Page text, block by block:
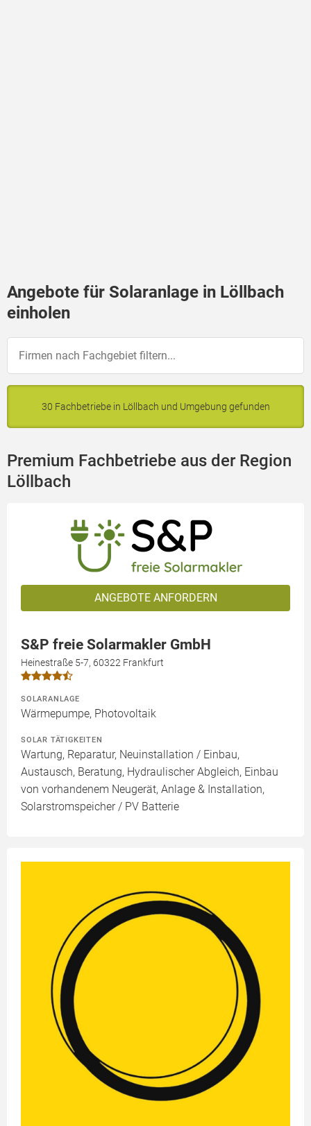
Angebote für Solaranlage in Löllbach
einholen
30 Fachbetriebe in Löllbach und Umgebung gefunden
Premium Fachbetriebe aus der Region
Löllbach
ANGEBOTE ANFORDERN
S&P freie Solarmakler GmbH
Heinestraße 5-7, 60322 Frankfurt
SOLARANLAGE
Wärmepumpe, Photovoltaik
SOLAR TÄTIGKEITEN
Wartung, Reparatur, Neuinstallation / Einbau,
Austausch, Beratung, Hydraulischer Abgleich, Einbau
von vorhandenem Neugerät, Anlage & Installation,
Solarstromspeicher / PV Batterie